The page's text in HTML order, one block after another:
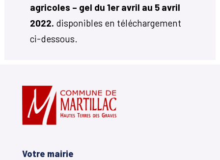
agricoles – gel du 1er avril au 5 avril
2022. disponibles en téléchargement
ci-dessous.
Votre mairie